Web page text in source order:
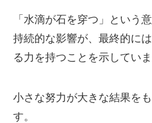
「水滴が石を穿つ」という
持続的な影響が、最終的に
る力を持つことを示していま
小さな努力が大きな結果を
す。